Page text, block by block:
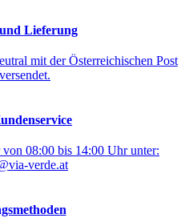
Lieferung
mit der Österreichischen Post
08:00 bis 14:00 Uhr unter:
verde.at